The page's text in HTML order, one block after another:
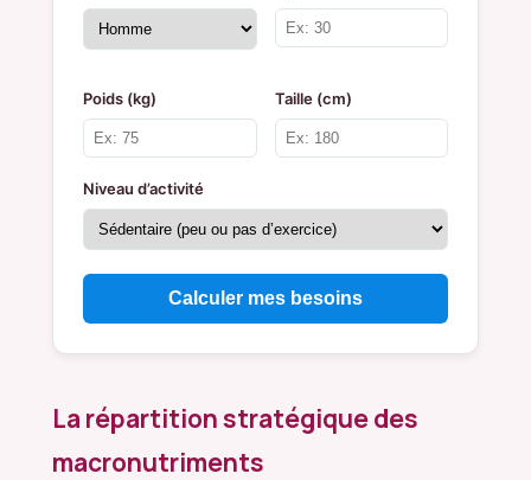
Poids (kg) Taille (cm)
Niveau d’activité
Calculer mes besoins
La répartition stratégique des
macronutriments